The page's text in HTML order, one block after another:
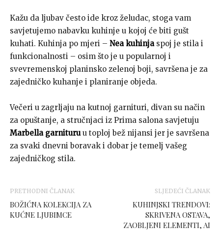
Kažu da ljubav često ide kroz želudac, stoga vam
savjetujemo nabavku kuhinje u kojoj će biti gušt
kuhati. Kuhinja po mjeri – Nea kuhinjaspoj je stila i
funkcionalnosti – osim što je u popularnoj i
svevremenskoj planinsko zelenoj boji, savršena je za
zajedničko kuhanje i planiranje objeda.
Večeri u zagrljaju na kutnoj garnituri, divan su način
za opuštanje, a stručnjaci iz Prima salona savjetuju
Marbella garnituru u toploj bež nijansi jer je savršena
za svaki dnevni boravak i dobar je temelj vašeg
zajedničkog stila.
PRETHODNI ČLANAK
BOŽIĆNA KOLEKCIJA ZA
KUĆNE LJUBIMCE
SLJEDEĆI ČLANAK
KUHINJSKI TRENDOVI:
SKRIVENA OSTAVA,
ZAOBLJENI ELEMENTI, AI